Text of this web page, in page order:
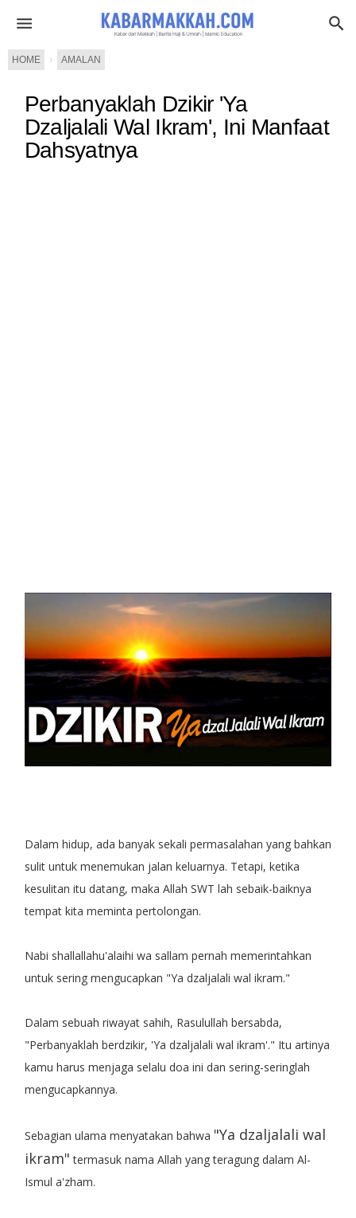
HOME › AMALAN
Perbanyaklah Dzikir 'Ya
Dzaljalali Wal Ikram', Ini Manfaat
Dahsyatnya
Dalam hidup, ada banyak sekali permasalahan yang bahkan
sulit untuk menemukan jalan keluarnya. Tetapi, ketika
kesulitan itu datang, maka Allah SWT lah sebaik-baiknya
tempat kita meminta pertolongan.
Nabi shallallahu'alaihi wa sallam pernah memerintahkan
untuk sering mengucapkan "Ya dzaljalali wal ikram."
Dalam sebuah riwayat sahih, Rasulullah bersabda,
"Perbanyaklah berdzikir, 'Ya dzaljalali wal ikram'." Itu artinya
kamu harus menjaga selalu doa ini dan sering-seringlah
mengucapkannya.
Sebagian ulama menyatakan bahwa "Ya dzaljalali wal
ikram" termasuk nama Allah yang teragung dalam Al-
Ismul a'zham.